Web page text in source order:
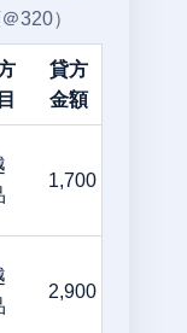
320）
貸方
金額
1,700
2,900